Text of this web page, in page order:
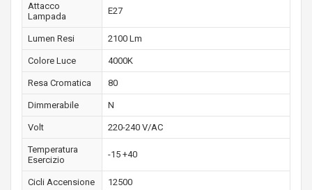
Attacco
Lampada
E27
Lumen Resi 2100 Lm
Colore Luce 4000K
Resa Cromatica 80
Dimmerabile N
Volt 220-240 V/AC
Temperatura
Esercizio
-15 +40
Cicli Accensione 12500